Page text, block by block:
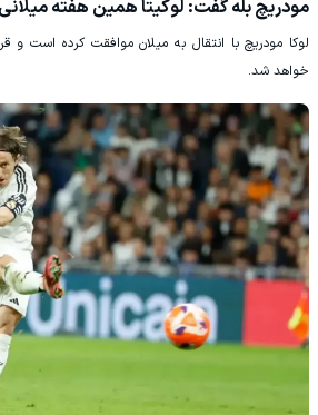
مودریچ بله گفت: لوکیتا همین هفته
لوکا مودریچ با انتقال به میلان موافقت کرده است و
خواهد شد.